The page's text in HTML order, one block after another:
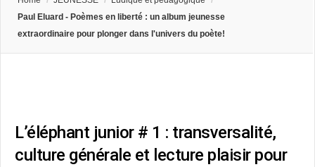
Paul Eluard - Poèmes en liberté : un album jeunesse
extraordinaire pour plonger dans l'univers du poète!
L’éléphant junior # 1 : transversalité,
culture générale et lecture plaisir pour